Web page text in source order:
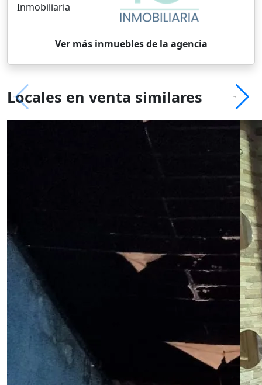
Inmobiliaria
Ver más inmuebles de la agencia
Locales en venta similares